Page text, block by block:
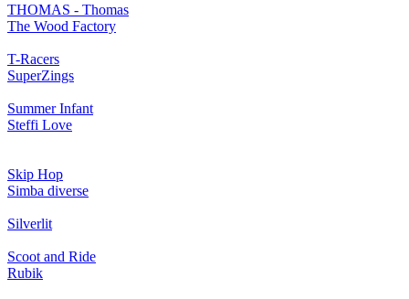
THOMAS - Thomas
The Wood Factory
T-Racers
SuperZings
Summer Infant
Steffi Love
Skip Hop
Simba diverse
Silverlit
Scoot and Ride
Rubik